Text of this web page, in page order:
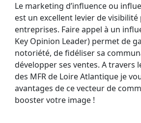
Le marketing d’influence ou
est un excellent levier de visibilité
entreprises. Faire appel à un
Key Opinion Leader) permet de
notoriété, de fidéliser sa
développer ses ventes. A travers
des MFR de Loire Atlantique je
avantages de ce vecteur de
booster votre image !